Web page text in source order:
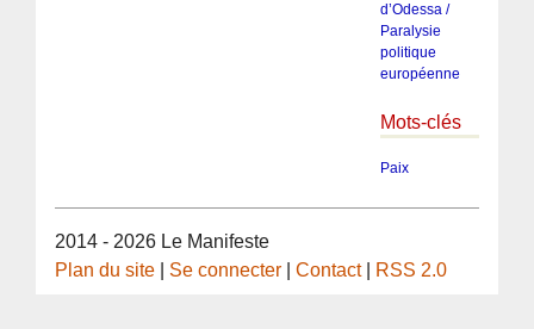
d’Odessa /
Paralysie
politique
européenne
Mots-clés
Paix
2014 - 2026 Le Manifeste
Plan du site
Se connecter |Contact| RSS 2.0